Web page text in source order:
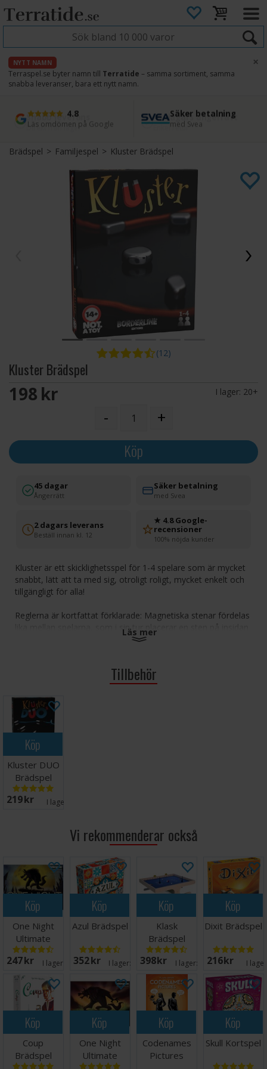
NYTT NAMN
Terraspel.se byter namn till Terratide – samma sortiment, samma
snabba leveranser, bara ett nytt namn.
×
4.8
Läs omdömen på Google
Säker betalning
med Svea
Snabb leverans
Direkt från lager
45 dagars ångerrätt
Enkel retur
Brädspel> Familjespel> Kluster Brädspel
(12)
Kluster Brädspel
198 SEK I lager: 20+
- +
Köp
45 dagar
Ångerrätt
Säker betalning
med Svea
2 dagars leverans
Beställ innan kl. 12
★ 4.8 Google-
recensioner
100% nöjda kunder
Kluster är ett skicklighetsspel för 1-4 spelare som är mycket
snabbt, lätt att ta med sig, otroligt roligt, mycket enkelt och
tillgängligt för alla!
Reglerna är kortfattat förklarade: Magnetiska stenar fördelas
lika mellan spelarna, som i sin tur placerar en sten på insidan
av spelområdet. Spelområdet begränsas av ett rep. Den
den spelare som placerade den sista stenen samla ihop dem!
Antal spelare: 1-4
Ålder: 14+
Speltid: 10-20 minuter
Språk: Svenska
Läs mer
Tillbehör
Köp
Kluster DUO
Brädspel
219 SEK I lager:
Vi rekommenderar också
Köp
One Night
Ultimate
Werewolf
Brädspel
247 SEK I lager: 20+
Köp
Azul Brädspel
352 SEK I lager: 20+
Köp
Klask
Brädspel
398 SEK I lager: 20+
Köp
Dixit Brädspel
216 SEK I
Köp
Coup
Brädspel
Köp
One Night
Ultimate
Köp
Codenames
Pictures
Köp
Skull Kortspel